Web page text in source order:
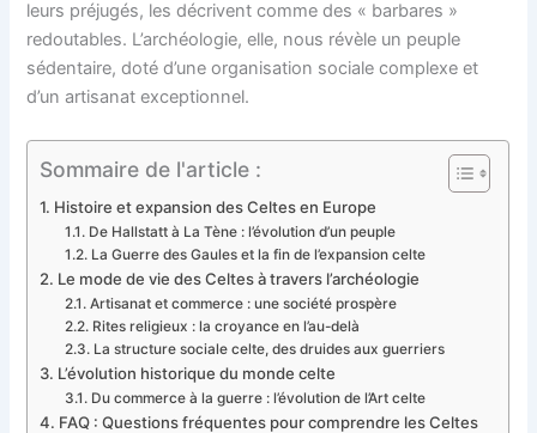
leurs préjugés, les décrivent comme des « barbares »
redoutables. L’archéologie, elle, nous révèle un peuple
sédentaire, doté d’une organisation sociale complexe et
d’un artisanat exceptionnel.
Sommaire de l'article :
Histoire et expansion des Celtes en Europe
De Hallstatt à La Tène : l’évolution d’un peuple
La Guerre des Gaules et la fin de l’expansion celte
Le mode de vie des Celtes à travers l’archéologie
Artisanat et commerce : une société prospère
Rites religieux : la croyance en l’au-delà
La structure sociale celte, des druides aux guerriers
L’évolution historique du monde celte
Du commerce à la guerre : l’évolution de l’Art celte
FAQ : Questions fréquentes pour comprendre les Celtes